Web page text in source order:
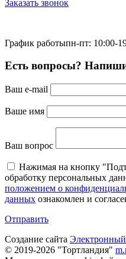
Заказать звонок
График работыпн-пт: 10:00-
Есть вопросы?
Ваш e-mail
Ваше имя
Ваш вопрос
Нажимая на кнопку
обработку персональных
положением о
данных ознакомлен и
Отправить
Создание сайта
© 2019-2026 "Тортландия"